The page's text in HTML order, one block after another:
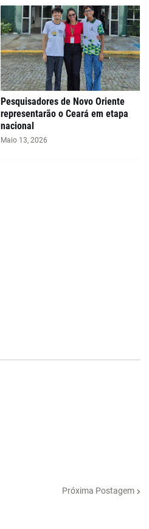
Pesquisadores de Novo Oriente
representarão o Ceará em etapa
nacional
Maio 13, 2026
Próxima Postagem